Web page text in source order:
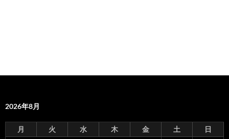
2026年8月
月 火 水 木 金 土
日